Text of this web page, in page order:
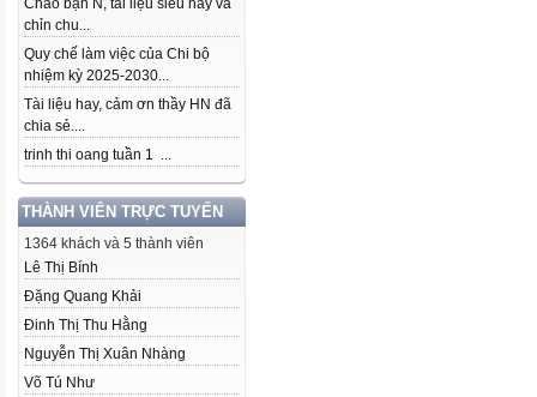
Chào bạn N, tài liệu siêu hay và
chỉn chu...
Quy chế làm việc của Chi bộ
nhiệm kỳ 2025-2030...
Tài liệu hay, cảm ơn thầy HN đã
chia sẻ....
trinh thi oang tuần 1 ...
THÀNH VIÊN TRỰC TUYẾN
1364 khách và 5 thành viên
Lê Thị Bính
Đặng Quang Khải
Đinh Thị Thu Hằng
Nguyễn Thị Xuân Nhàng
Võ Tú Như